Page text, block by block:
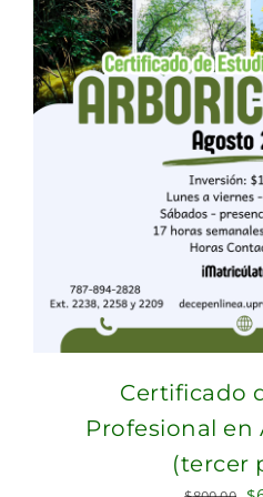
Certificado
Profesional en
(tercer